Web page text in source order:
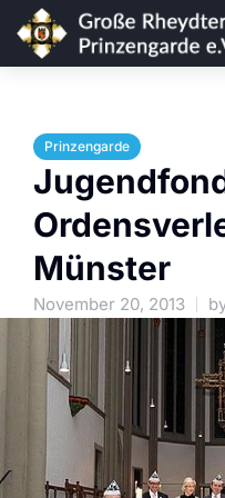
Prinzengarde
Münster
November 20, 2013